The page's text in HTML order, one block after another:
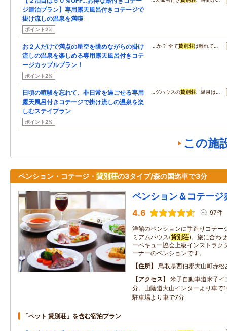
ジ連泊プラン】専用露天風呂付きコテージで
掛け流しの温泉を満喫
ポイント2%
お２人だけで満点の星空を眺めながらの掛け
流しの温泉を楽しめる専用露天風呂付きコテ
ージカップルプラン！
ポイント2%
…か？ 全て貸別荘は離れて…
日頃の喧騒を忘れて、非日常を過ごせる専用
露天風呂付きコテージで掛け流しの温泉を楽
しむステイプラン
ポイント2%
…グハウスの貸別荘 、温泉は…
この施
ペンション・コテージ・ 貸別荘の3タイプ/森の国迄車で3分
ペンション＆コテージ
4.6 97件
洋館のペンションに手造りコテー
ミアムハウス(貸別荘)。旅に合わ
ーベキュー協会上級インストラク
ーナーのペンションです。
住所
鳥取県西伯郡大山町赤
アクセス
米子自動車道米子
分。山陰道大山インターより車で
駐車場より車で7分
「ペット 貸別荘」を含む宿泊プラン